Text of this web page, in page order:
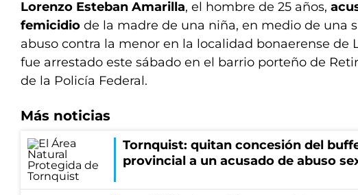
Lorenzo Esteban Amarilla, el hombre de 25 años,
femicidio de la madre de una niña, en medio de una
abuso contra la menor en la localidad bonaerense de
fue arrestado este sábado en el barrio porteño de
de la Policía Federal.
Más noticias
Tornquist: quitan concesión del
provincial a un acusado de abuso